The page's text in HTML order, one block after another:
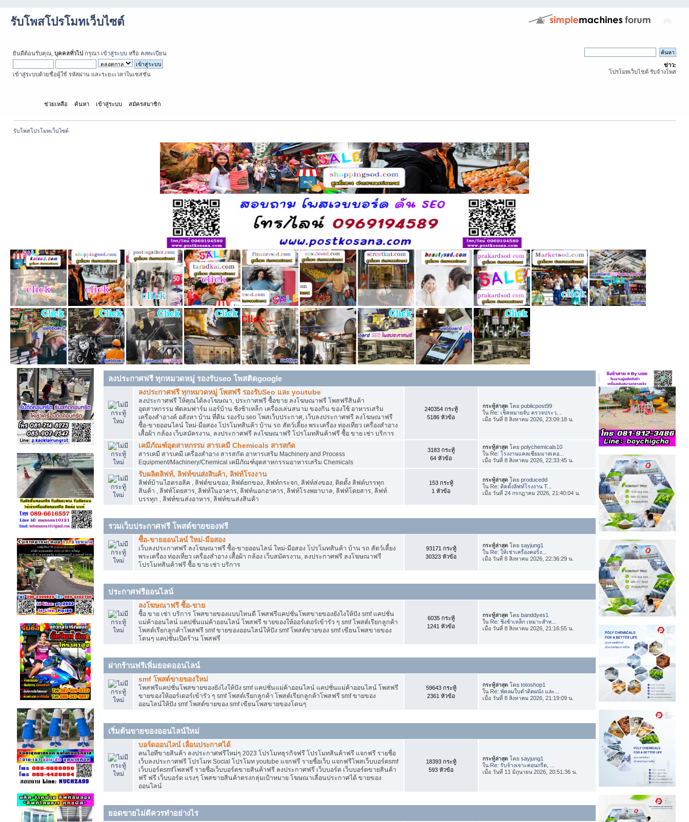
รับโพสโปรโมทเว็บไซต์
ยินดีต้อนรับคุณ, บุคคลทั่วไป กรุณา เข้าสู่ระบบ หรือ ลงทะเบียน
เข้าสู่ระบบด้วยชื่อผู้ใช้ รหัสผ่าน และระยะเวลาในเซสชั่น
ข่าว:
โปรโมทเว็บไซต์ รับจ้างโพส
ช่วยเหลือ ค้นหา เข้าสู่ระบบ สมัครสมาชิก
รับโพสโปรโมทเว็บไซต์
ลงประกาศฟรี ทุกหมวดหมู่ รองรับseo โพสติดgoogle
ลงประกาศฟรี ทุกหมวดหมู่ โพสฟรี รองรับSeo และ youtube
ลงประกาศฟรี ให้คุณได้ลงโฆษณา, ประกาศฟรี ซื้อขาย ลงโฆษณาฟรี โพสฟรีสินค้า
อุตสาหกรรม พัดลมฟาร์ม แอร์บ้าน ชิงช้าเหล็ก เครื่องเล่นสนาม ของกิน ของใช้ อาหารเสริม
เครื่องสำอางค์ อสังหา บ้าน ที่ดิน รองรับ seo โพสเว็บประกาศ, เว็บลงประกาศฟรี ลงโฆษณาฟรี
ซื้อ-ขายออนไลน์ ใหม่-มือสอง โปรโมทสินค้า บ้าน รถ สัตว์เลี้ยง พระเครื่อง ท่องเที่ยว เครื่องสำอาง
เสื้อผ้า กล้อง เว็บสมัครงาน, ลงประกาศฟรี ลงโฆษณาฟรี โปรโมทสินค้าฟรี ซื้อ ขาย เช่า บริการ
240354 กระทู้
5186 หัวข้อ
กระทู้ล่าสุด โดยpublicpost99
ใน Re: เช็คหมายจับ ตรวจประว...
เมื่อ วันที่ 8 สิงหาคม 2026, 23:09:18 น.
เคมีภัณฑ์อุตสาหกรรม สารเคมี Chemicals สารสกัด
สารเคมี สารเคมี เครื่องสำอาง สารสกัด อาหารเสริม Machinery and Process
Equipment/Machinery/Chemical เคมีภัณฑ์อุตสาหกรรมอาหารเสริม Chemicals
3183 กระทู้
64 หัวข้อ
กระทู้ล่าสุด โดยpolychemicals10
ใน Re: โรงงานแคลเซียมมาสเตอ...
เมื่อ วันที่ 8 สิงหาคม 2026, 22:33:45 น.
รับผลิตลิฟท์, ลิฟท์ขนส่งสินค้า, ลิฟท์โรงงาน
ลิฟท์บ้านไฮดรอลิค , ลิฟต์ขนของ, ลิฟต์ยกของ, ลิฟท์กระจก, ลิฟท์ส่งของ, ติดตั้ง ลิฟต์บรรทุก
สินค้า , ลิฟท์โดยสาร, ลิฟท์ในอาคาร, ลิฟท์นอกอาคาร, ลิฟท์โรงพยาบาล, ลิฟท์โดยสาร, ลิฟท์
บรรทุก , ลิฟท์ขนส่งอาหาร, ลิฟท์ขนส่งสินค้า
153 กระทู้
1 หัวข้อ
กระทู้ล่าสุด โดยproducedd
ใน Re: ติดตั้งลิฟท์โรงงาน T...
เมื่อ วันที่ 24 กรกฎาคม 2026, 21:40:04 น.
รวมเว็บประกาศฟรี โพสต์ขายของฟรี
ซื้อ-ขายออนไลน์ ใหม่-มือสอง
เว็บลงประกาศฟรี ลงโฆษณาฟรี ซื้อ-ขายออนไลน์ ใหม่-มือสอง โปรโมทสินค้า บ้าน รถ สัตว์เลี้ยง
พระเครื่อง ท่องเที่ยว เครื่องสำอาง เสื้อผ้า กล้อง เว็บสมัครงาน, ลงประกาศฟรี ลงโฆษณาฟรี
โปรโมทสินค้าฟรี ซื้อ ขาย เช่า บริการ
93171 กระทู้
30323 หัวข้อ
กระทู้ล่าสุด โดยsayjung1
ใน Re: ให้เช่าเครื่องคอริ่ง...
เมื่อ วันที่ 8 สิงหาคม 2026, 22:36:29 น.
ประกาศฟรีออนไลน์
ลงโฆษณาฟรี ซื้อ-ขาย
ซื้อ ขาย เช่า บริการ โพสขายของแบบไหนดี โพสฟรีแคปชั่นโพสขายของยังไงให้ปัง smf แคปชั่น
แม่ค้าออนไลน์ แคปชั่นแม่ค้าออนไลน์ โพสฟรี ขายของให้ออร์เดอร์เข้ารัว ๆ smf โพสต์เรียกลูกค้า
โพสต์เรียกลูกค้าโพสฟรี smf ขายของออนไลน์ให้ปัง smf โพสต์ขายของ smf เขียนโพสขายของ
โดนๆ แคปชั่นเปิดร้าน โพสฟรี
6035 กระทู้
1241 หัวข้อ
กระทู้ล่าสุด โดยbanddyes1
ใน Re: ชิงช้าเหล็ก เหมาะสำห...
เมื่อ วันที่ 8 สิงหาคม 2026, 21:16:55 น.
ฝากร้านฟรีเพิ่มยอดออนไลน์
smf โพสต์ขายของใหม่
โพสฟรีแคปชั่นโพสขายของยังไงให้ปัง smf แคปชั่นแม่ค้าออนไลน์ แคปชั่นแม่ค้าออนไลน์ โพสฟรี
ขายของให้ออร์เดอร์เข้ารัว ๆ smf โพสต์เรียกลูกค้า โพสต์เรียกลูกค้าโพสฟรี smf ขายของ
ออนไลน์ให้ปัง smf โพสต์ขายของ smf เขียนโพสขายของโดนๆ
59643 กระทู้
2361 หัวข้อ
กระทู้ล่าสุด โดยtotoshop1
ใน Re: พัดลมใบดำติดผนัง และ...
เมื่อ วันที่ 8 สิงหาคม 2026, 21:19:09 น.
เริ่มต้นขายของออนไลน์ใหม่
บอร์ดออนไลน์ เลื่อนประกาศได้
คนไอทีขายสินค้า ลงประกาศฟรีใหม่ๆ 2023 โปรโมทธุรกิจฟรี โปรโมทสินค้าฟรี แจกฟรี รายชื่อ
เว็บลงประกาศฟรี โปรโมท Social โปรโมท youtube แจกฟรี รายชื่อเว็บ แจกฟรีโพสเว็บบอร์ดsmf
เว็บบอร์ดsmfโพสฟรี รายชื่อเว็บบอร์ดขายสินค้าฟรี ลงประกาศฟรี เว็บบอร์ด เว็บบอร์ดขายสินค้า
ฟรี ฟรี เว็บบอร์ด แรงๆ โพสขายสินค้าตรงกลุ่มเป้าหมาย โฆษณาเลื่อนประกาศได้ ขายของ
ออนไลน์
18393 กระทู้
593 หัวข้อ
กระทู้ล่าสุด โดยsayjung1
ใน Re: รับจ้างเจาะคอนกรีต, ...
เมื่อ วันที่ 11 มิถุนายน 2026, 20:51:36 น.
ยอดขายไม่ดีควรทำอย่างไร